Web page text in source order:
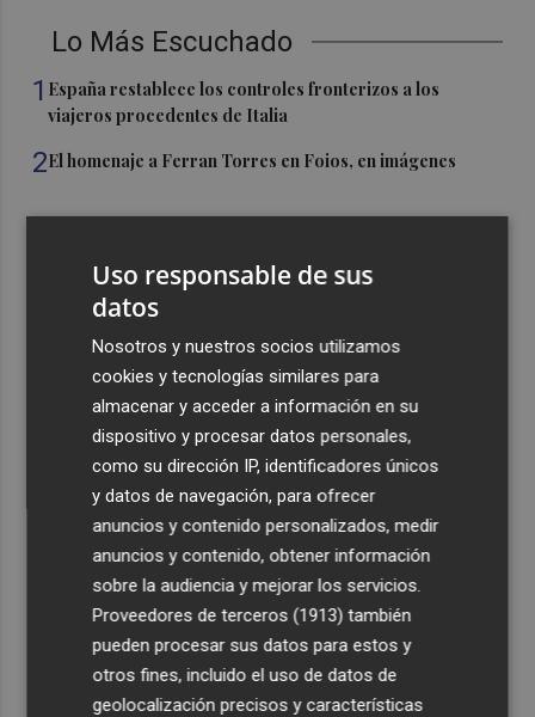
Lo Más Escuchado
1 España restablece los controles fronterizos a los
viajeros procedentes de Italia
2El homenaje a Ferran Torres en Foios, en imágenes
Foios se vuelca con Ferran Torres
La serie murciana protagonizada por un conejo de
peluche malhablado y gamberro que triunfa en las
redes: así es 'Yván y Lolo'
Recibe toda la actualidad de
Plaza Podcast en tu correo
Quiero suscribirme
Uso responsable de sus
datos
Nosotros y nuestros socios utilizamos
cookies y tecnologías similares para
almacenar y acceder a información en su
dispositivo y procesar datos personales,
como su dirección IP, identificadores únicos
y datos de navegación, para ofrecer
anuncios y contenido personalizados, medir
anuncios y contenido, obtener información
sobre la audiencia y mejorar los servicios.
Proveedores de terceros (1913) también
pueden procesar sus datos para estos y
otros fines, incluido el uso de datos de
geolocalización precisos y características